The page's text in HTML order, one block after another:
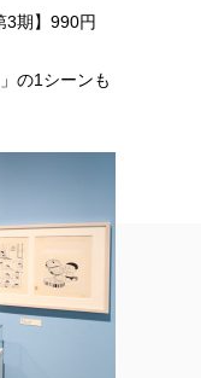
3期】990円
の1シーンも